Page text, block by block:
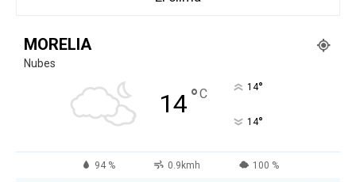
MORELIA
Nubes
14°C 14°
14°
94 % 0.9kmh 100 %